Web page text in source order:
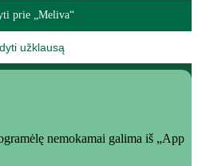
prie „Meliva“
užklausą
nemokamai galima iš „App